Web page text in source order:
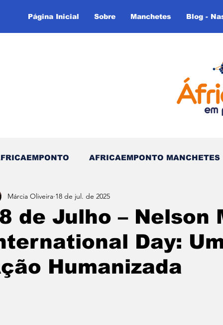
Página Inicial Sobre Manchetes Blog -
AFRICAEMPONTO MANCHETES
do Tempo - (Blog) Nas linhas do Tempo (Blog -
de Julho – Nelson
Day:
Humanizada
Márcia Oliveira 18 de jul. de 2025